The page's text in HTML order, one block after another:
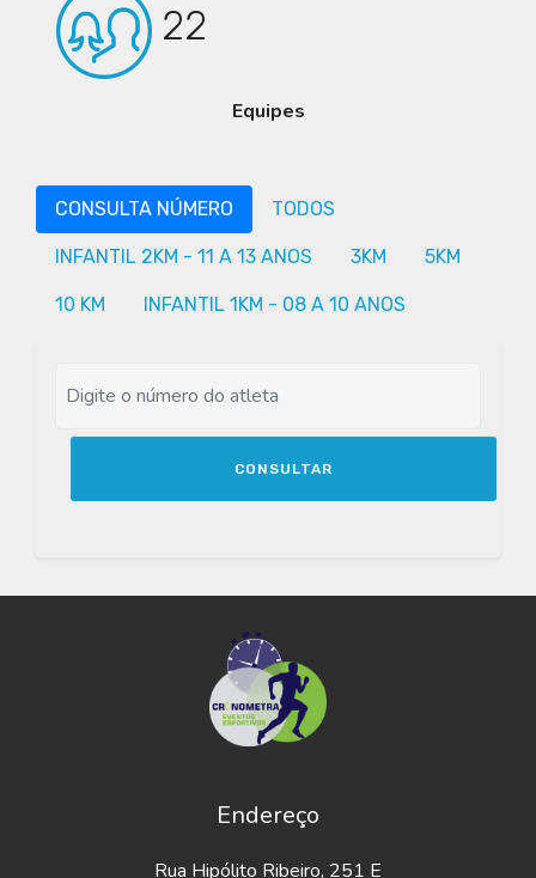
22
Equipes
CONSULTA NÚMERO TODOS
INFANTIL 2KM - 11 A 13 ANOS 3KM 5KM
10 KM INFANTIL 1KM - 08 A 10 ANOS
CONSULTAR
Endereço
Rua Hipólito Ribeiro, 251 E